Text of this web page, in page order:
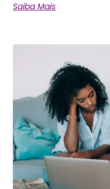
Saiba Mais